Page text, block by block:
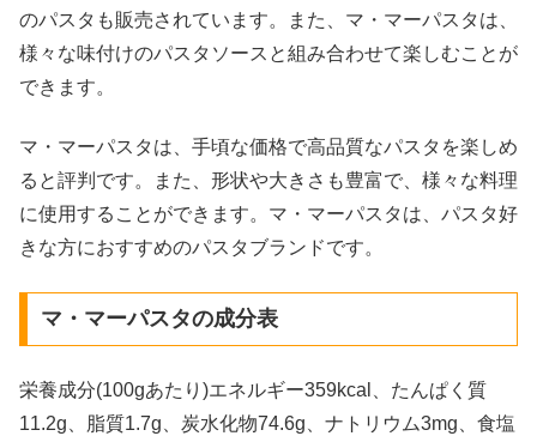
のパスタも販売されています。また、マ・マーパスタは、
様々な味付けのパスタソースと組み合わせて楽しむことが
できます。
マ・マーパスタは、手頃な価格で高品質なパスタを楽しめ
ると評判です。また、形状や大きさも豊富で、様々な料理
に使用することができます。マ・マーパスタは、パスタ好
きな方におすすめのパスタブランドです。
マ・マーパスタの成分表
栄養成分(100gあたり)エネルギー359kcal、たんぱく質
11.2g、脂質1.7g、炭水化物74.6g、ナトリウム3mg、食塩